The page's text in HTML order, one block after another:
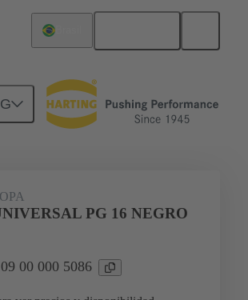
09 00 000 5086
PG 16 NEGRO
00 000 5086